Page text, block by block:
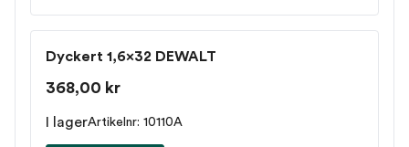
Dyckert 1,6x32 DEWALT
368,00 kr
I lagerArtikelnr: 10110A